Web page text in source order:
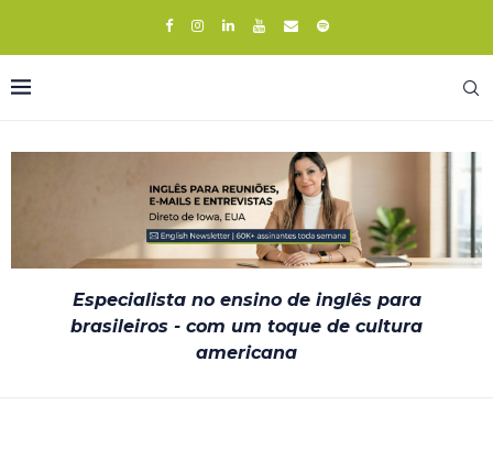
Especialista no ensino de inglês para
brasileiros - com um toque de cultura
americana